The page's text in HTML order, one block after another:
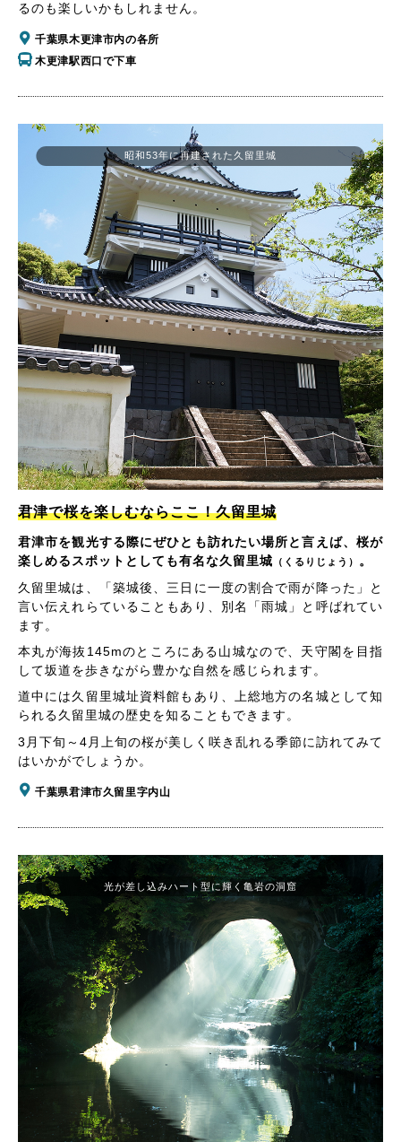
るのも楽しいかもしれません。
千葉県木更津市内の各所
木更津駅西口で下車
君津で桜を楽しむならここ！久留里城
君津市を観光する際にぜひとも訪れたい場所と言えば、桜が
楽しめるスポットとしても有名な久留里城 （くるりじょう） 。
久留里城は、「築城後、三日に一度の割合で雨が降った」と
言い伝えれらていることもあり、別名「雨城」と呼ばれてい
ます。
本丸が海抜145mのところにある山城なので、天守閣を目指
して坂道を歩きながら豊かな自然を感じられます。
道中には久留里城址資料館もあり、上総地方の名城として知
られる久留里城の歴史を知ることもできます。
3月下旬～4月上旬の桜が美しく咲き乱れる季節に訪れてみて
はいかがでしょうか。
千葉県君津市久留里字内山
昭和53年に再建された久留里城
光が差し込みハート型に輝く亀岩の洞窟